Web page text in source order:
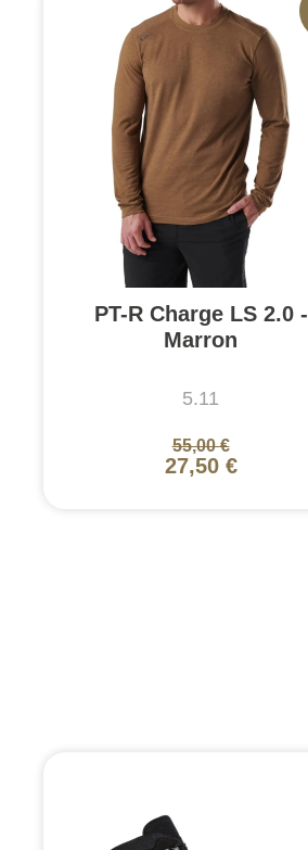
PT-R Charge LS 2.0 -
Marron
5.11
55,00 €
27,50 €